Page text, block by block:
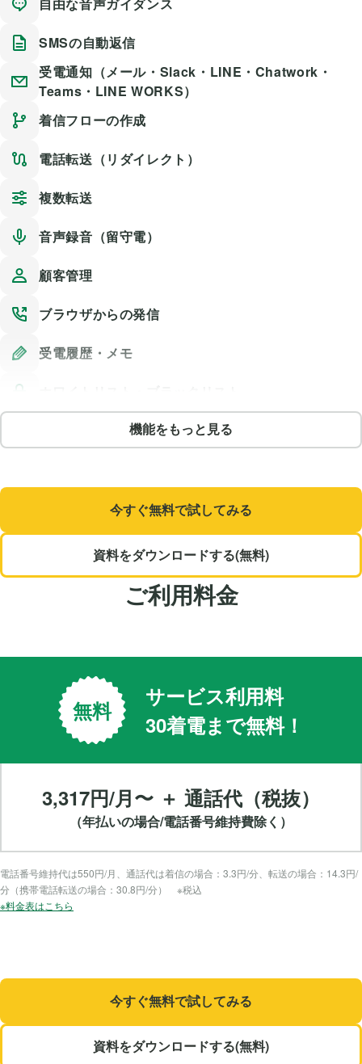
自由な音声ガイダンス
SMSの自動返信
受電通知（メール・Slack・LINE・Chatwork・
Teams・LINE WORKS）
着信フローの作成
電話転送（リダイレクト）
複数転送
音声録音（留守電）
顧客管理
ブラウザからの発信
受電履歴・メモ
メンバー追加・権限管理
自動文字起こし・AI要約
AI電話（ボイスボット）
機能をもっと見る
今すぐ無料で試してみる
資料をダウンロードする(無料)
ご利用料金
無料
サービス利用料
30着電まで無料！
3,317円/月〜 ＋ 通話代（税抜）
（年払いの場合/電話番号維持費除く）
電話番号維持代は550円/月、通話代は着信の場合：3.3円/分、転送の場合：14.3円/
分（携帯電話転送の場合：30.8円/分） ※税込
※料金表はこちら
今すぐ無料で試してみる
資料をダウンロードする(無料)